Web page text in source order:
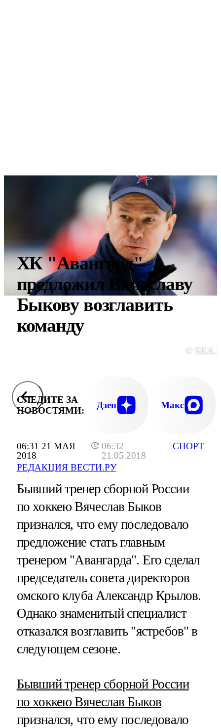
06:31 21 МАЯ
2018
06:32
21.05.2018
РЕДАКЦИЯ ВЕСТИ.РУ
СПОРТ
ХК "Авангард"
предложил Вячеславу
Быкову возглавить
команду
©
СЛЕДИТЕ ЗА
НОВОСТЯМИ:
Дзен Макс
Бывший тренер сборной России
по хоккею Вячеслав Быков
признался, что ему последовало
предложение стать главным
тренером "Авангарда". Его сделал
председатель совета директоров
омского клуба Александр Крылов.
Однако знаменитый специалист
отказался возглавить "ястребов" в
следующем сезоне.
Бывший тренер сборной России
по хоккею Вячеслав Быков
признался, что ему последовало